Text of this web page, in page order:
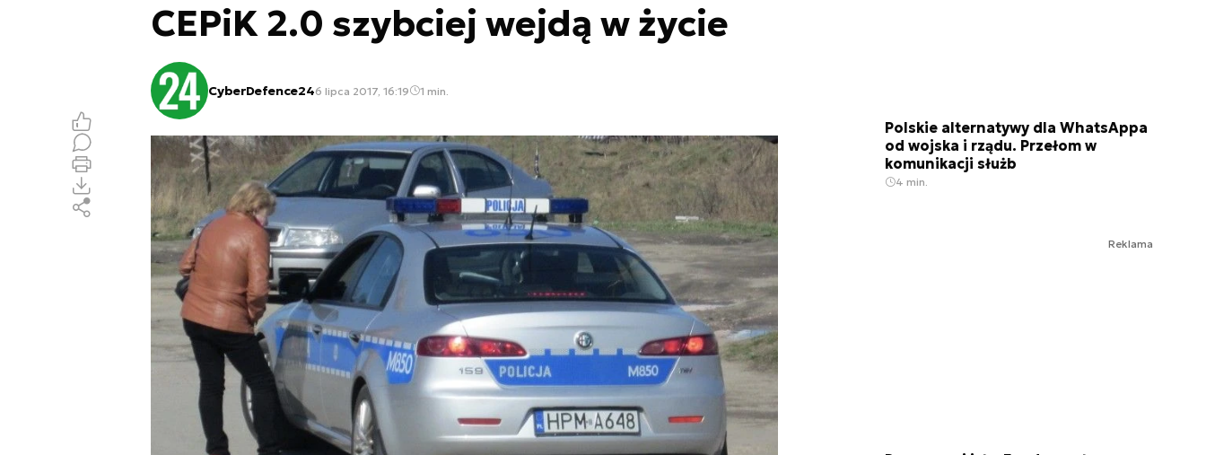
CEPiK 2.0 szybciej wejdą w życie
CyberDefence246 lipca 2017, 16:19 1 min.
Polskie alternatywy dla WhatsAppa
od wojska i rządu. Przełom w
komunikacji służb
4 min.
Reklama